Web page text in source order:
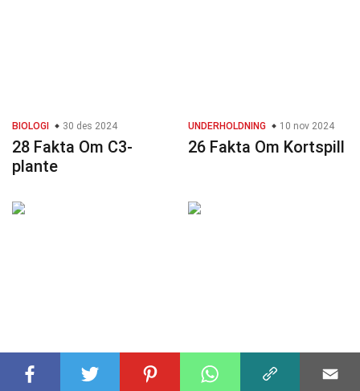
BIOLOGI 30 des 2024
28 Fakta Om C3-
plante
UNDERHOLDNING 10 nov 2024
26 Fakta Om Kortspill
POKEMON 24 nov 2024
36 Fakta Om Lairon
POKEMON 24 okt 2024
36 Fakta Om